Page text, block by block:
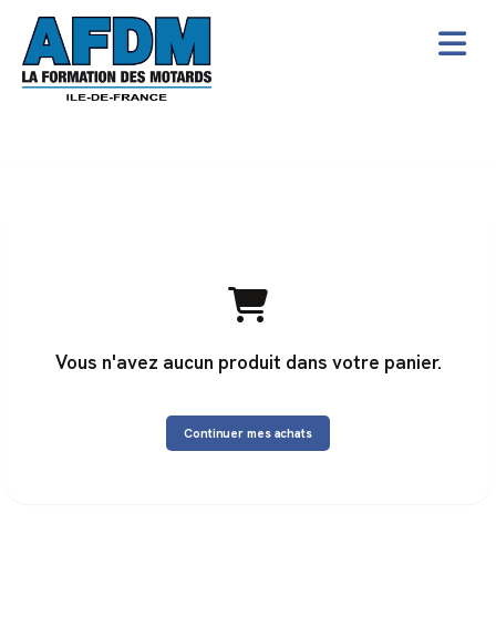
Vous n'avez aucun produit dans votre panier.
Continuer mes achats